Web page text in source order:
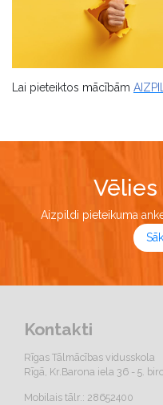
Lai pieteiktos mācībām
Aizpildi pieteikuma
Kontakti
Rīgas Tālmācības vidusskola
Rīgā, Kr.Barona iela 36 - 5.
Mobilais tālr.: 28652400